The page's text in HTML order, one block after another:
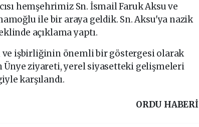
hemşehrimiz Sn. İsmail Faruk Aksu ve
ile bir araya geldik. Sn. Aksu'ya nazik
açıklama yaptı.
işbirliğinin önemli bir göstergesi olarak
ziyareti, yerel siyasetteki gelişmeleri
karşılandı.
ORDU HABERİ